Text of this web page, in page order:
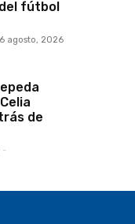
fútbol
6 agosto, 2026
de
-